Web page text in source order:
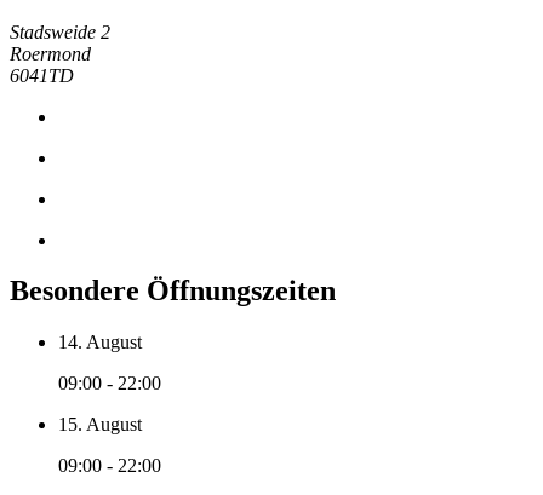
Stadsweide 2
Roermond
6041TD
Besondere Öffnungszeiten
14. August
09:00 - 22:00
15. August
09:00 - 22:00